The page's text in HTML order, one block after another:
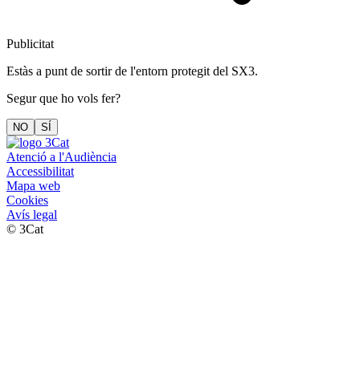
Publicitat
Estàs a punt de sortir de l'entorn protegit del SX3.
Segur que ho vols fer?
NO SÍ
Atenció a l'Audiència
Accessibilitat
Mapa web
Cookies
Avís legal
© 3Cat